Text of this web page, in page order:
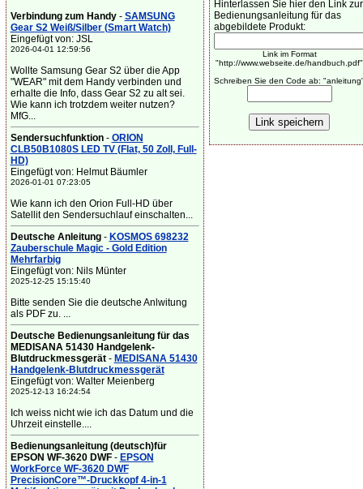
Verbindung zum Handy- SAMSUNG
Gear S2 Weiß/Silber (Smart Watch)
Eingefügt von: JSL
2026-04-01 12:59:56
Wollte Samsung Gear S2 über die App
"WEAR" mit dem Handy verbinden und
erhalte die Info, dass Gear S2 zu alt sei.
Wie kann ich trotzdem weiter nutzen?
MfG...
Sendersuchfunktion- ORION
CLB50B1080S LED TV (Flat, 50 Zoll, Full-
HD)
Eingefügt von: Helmut Bäumler
2026-01-01 07:23:05
Wie kann ich den Orion Full-HD über
Satellit den Sendersuchlauf einschalten...
Deutsche Anleitung- KOSMOS 698232
Zauberschule Magic - Gold Edition
Mehrfarbig
Eingefügt von: Nils Münter
2025-12-25 15:15:40
Bitte senden Sie die deutsche Anlwitung
als PDF zu. ...
Deutsche Bedienungsanleitung für das
MEDISANA 51430 Handgelenk-
Blutdruckmessgerät- MEDISANA 51430
Handgelenk-Blutdruckmessgerät
Eingefügt von: Walter Meienberg
2025-12-13 16:24:54
Ich weiss nicht wie ich das Datum und die
Uhrzeit einstelle....
Bedienungsanleitung (deutsch)für
EPSON WF-3620 DWF- EPSON
WorkForce WF-3620 DWF
PrecisionCore™-Druckkopf 4-in-1
Hinterlassen Sie hier den Link zur
Bedienungsanleitung für das
abgebildete Produkt:
Link im Format
"http://www.webseite.de/handbuch.pdf"
Schreiben Sie den Code ab: